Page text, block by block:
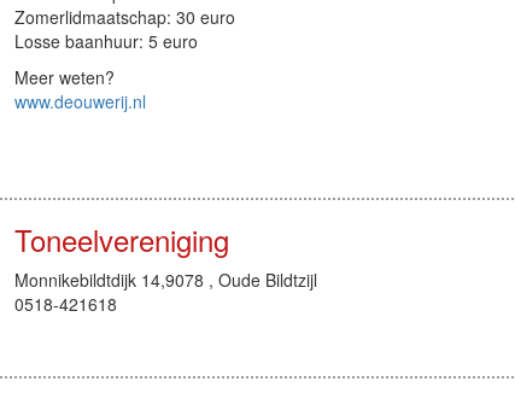
Zomerlidmaatschap: 30 euro
Losse baanhuur: 5 euro
Meer weten?
www.deouwerij.nl
Toneelvereniging
Monnikebildtdijk 14,9078 , Oude Bildtzijl
0518-421618